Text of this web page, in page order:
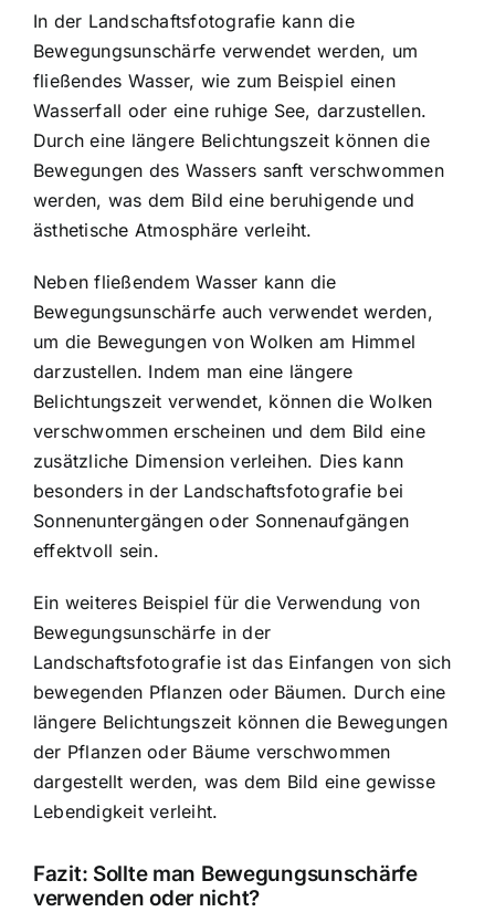
In der Landschaftsfotografie kann die
Bewegungsunschärfe verwendet werden, um
fließendes Wasser, wie zum Beispiel einen
Wasserfall oder eine ruhige See, darzustellen.
Durch eine längere Belichtungszeit können die
Bewegungen des Wassers sanft verschwommen
werden, was dem Bild eine beruhigende und
ästhetische Atmosphäre verleiht.
Neben fließendem Wasser kann die
Bewegungsunschärfe auch verwendet werden,
um die Bewegungen von Wolken am Himmel
darzustellen. Indem man eine längere
Belichtungszeit verwendet, können die Wolken
verschwommen erscheinen und dem Bild eine
zusätzliche Dimension verleihen. Dies kann
besonders in der Landschaftsfotografie bei
Sonnenuntergängen oder Sonnenaufgängen
effektvoll sein.
Ein weiteres Beispiel für die Verwendung von
Bewegungsunschärfe in der
Landschaftsfotografie ist das Einfangen von sich
bewegenden Pflanzen oder Bäumen. Durch eine
längere Belichtungszeit können die Bewegungen
der Pflanzen oder Bäume verschwommen
dargestellt werden, was dem Bild eine gewisse
Lebendigkeit verleiht.
Fazit: Sollte man Bewegungsunschärfe
verwenden oder nicht?